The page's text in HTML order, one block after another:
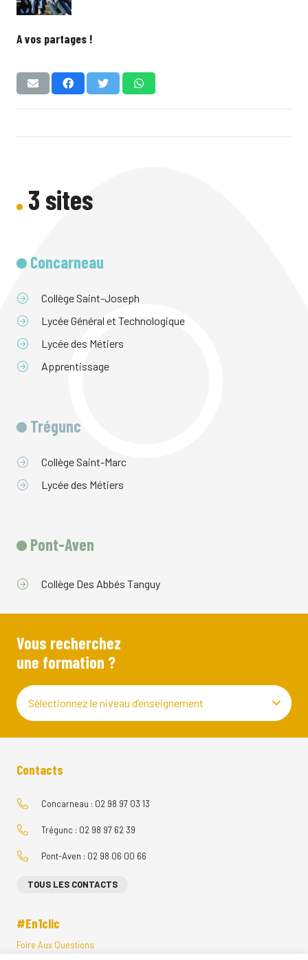
A vos partages !
3 sites
Concarneau
Collège Saint-Joseph
Lycée Général et Technologique
Lycée des Métiers
Apprentissage
Trégunc
Collège Saint-Marc
Lycée des Métiers
Pont-Aven
Collège Des Abbés Tanguy
Vous recherchez
une formation ?
Sélectionnez le niveau d’enseignement
Contacts
Concarneau : 02 98 97 03 13
Trégunc : 02 98 97 62 39
Pont-Aven : 02 98 06 00 66
TOUS LES CONTACTS
#En1clic
Foire Aux Questions